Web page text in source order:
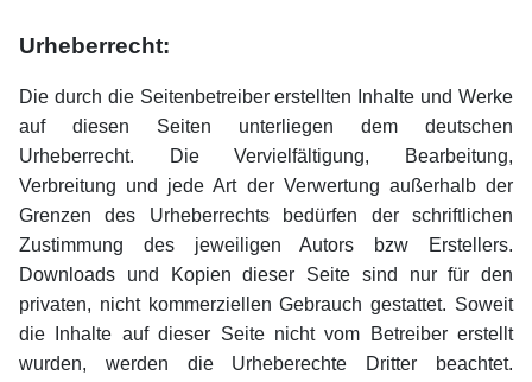
Urheberrecht:
Die durch die Seitenbetreiber erstellten Inhalte und Werke
auf diesen Seiten unterliegen dem deutschen
Urheberrecht. Die Vervielfältigung, Bearbeitung,
Verbreitung und jede Art der Verwertung außerhalb der
Grenzen des Urheberrechts bedürfen der schriftlichen
Zustimmung des jeweiligen Autors bzw Erstellers.
Downloads und Kopien dieser Seite sind nur für den
privaten, nicht kommerziellen Gebrauch gestattet. Soweit
die Inhalte auf dieser Seite nicht vom Betreiber erstellt
wurden, werden die Urheberechte Dritter beachtet.